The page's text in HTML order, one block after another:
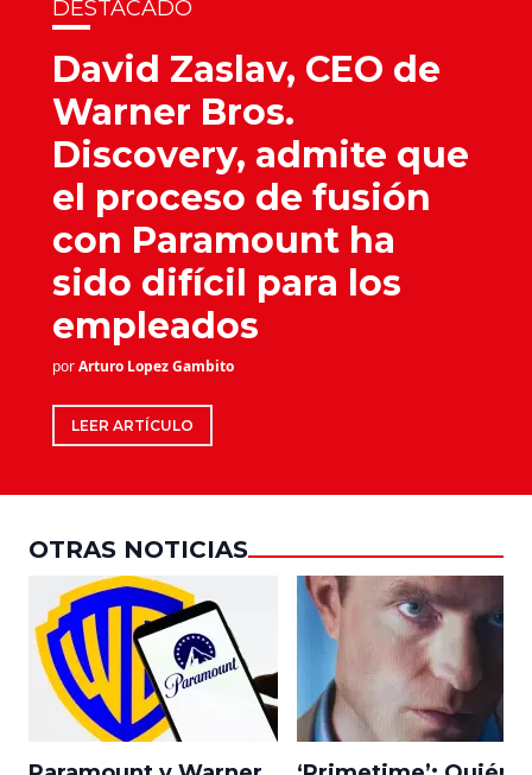
DESTACADO
David Zaslav, CEO de
Warner Bros.
Discovery, admite que
el proceso de fusión
con Paramount ha
sido difícil para los
empleados
porArturo Lopez Gambito
LEER ARTÍCULO
OTRAS NOTICIAS